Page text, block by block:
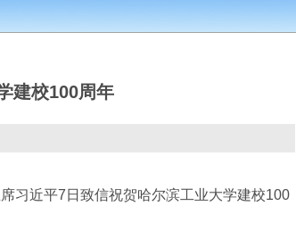
建校100周年
近平7日致信祝贺哈尔滨工业大学建校100